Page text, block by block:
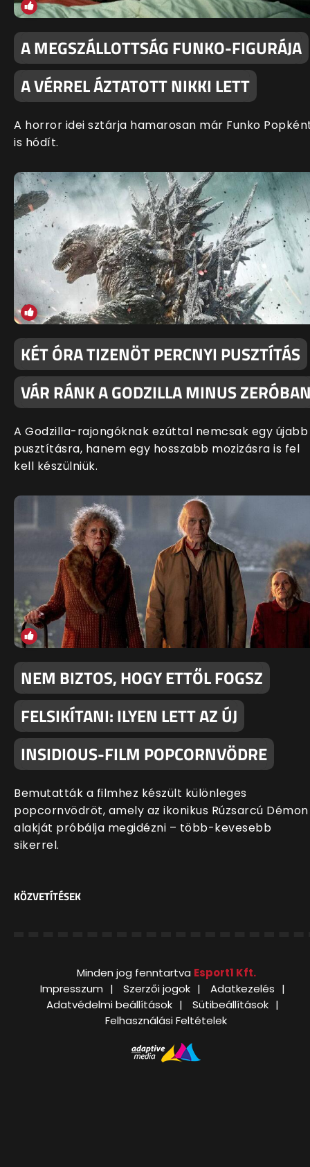
A MEGSZÁLLOTTSÁG FUNKO-FIGURÁJA
A VÉRREL ÁZTATOTT NIKKI LETT
A horror idei sztárja hamarosan már Funko
is hódít.
KÉT ÓRA TIZENÖT PERCNYI PUSZTÍTÁS
VÁR RÁNK A GODZILLA MINUS
A Godzilla-rajongóknak ezúttal nemcsak egy újabb
pusztításra, hanem egy hosszabb mozizásra is fel
kell készülniük.
NEM BIZTOS, HOGY ETTŐL FOGSZ
FELSIKÍTANI: ILYEN LETT AZ ÚJ
INSIDIOUS-FILM POPCORNVÖDRE
Bemutatták a filmhez készült különleges
popcornvödröt, amely az ikonikus Rúzsarcú Démon
alakját próbálja megidézni – több-kevesebb
sikerrel.
KÖZVETÍTÉSEK
Minden jog fenntartva Esport1 Kft.
Impresszum
Szerzői jogok
Adatkezelés
Adatvédelmi beállítások
Sütibeállítások
Felhasználási Feltételek